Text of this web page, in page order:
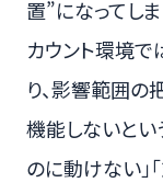
置”になってし
カウント環境で
り、影響範囲
機能しないとい
のに動けない」